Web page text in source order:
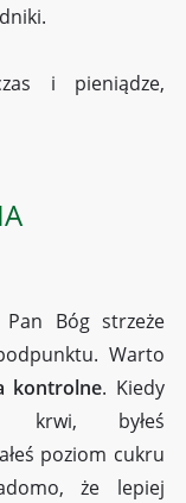
i pieniądze,
Pan Bóg strzeże
Warto
kontrolne. Kiedy
krwi, byłeś
poziom cukru
że lepiej